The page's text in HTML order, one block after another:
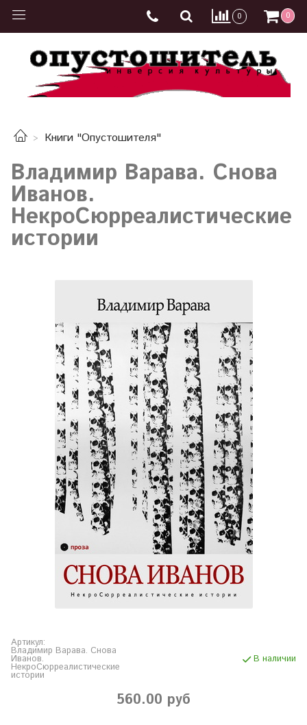
0 0
Книги "Опустошителя"
Владимир Варава. Снова
Иванов.
НекроСюрреалистические
истории
Артикул:
Владимир Варава. Снова
Иванов.
НекроСюрреалистические
истории
В наличии
560.00 руб